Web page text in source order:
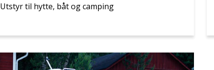
Utstyr til hytte, båt og camping